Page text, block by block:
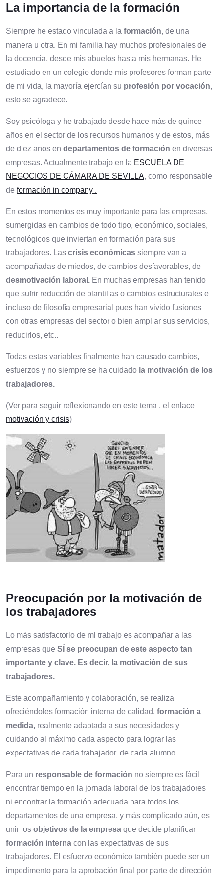
La importancia de la formación
Siempre he estado vinculada a la formación, de una
manera u otra. En mi familia hay muchos profesionales de
la docencia, desde mis abuelos hasta mis hermanas. He
estudiado en un colegio donde mis profesores forman parte
de mi vida, la mayoría ejercían su profesión por vocación,
esto se agradece.
Soy psicóloga y he trabajado desde hace más de quince
años en el sector de los recursos humanos y de estos, más
de diez años en departamentos de formación en diversas
empresas. Actualmente trabajo en la ESCUELA DE
NEGOCIOS DE CÁMARA DE SEVILLA, como responsable
de formación in company .
En estos momentos es muy importante para las empresas,
sumergidas en cambios de todo tipo, económico, sociales,
tecnológicos que inviertan en formación para sus
trabajadores. Las crisis económicas siempre van a
acompañadas de miedos, de cambios desfavorables, de
desmotivación laboral. En muchas empresas han tenido
que sufrir reducción de plantillas o cambios estructurales e
incluso de filosofía empresarial pues han vivido fusiones
con otras empresas del sector o bien ampliar sus servicios,
reducirlos, etc..
Todas estas variables finalmente han causado cambios,
esfuerzos y no siempre se ha cuidado la motivación de los
trabajadores.
(Ver para seguir reflexionando en este tema , el enlace
motivación y crisis)
Preocupación por la motivación de
los trabajadores
Lo más satisfactorio de mi trabajo es acompañar a las
empresas que SÍ se preocupan de este aspecto tan
importante y clave. Es decir, la motivación de sus
trabajadores.
Este acompañamiento y colaboración, se realiza
ofreciéndoles formación interna de calidad, formación a
medida, realmente adaptada a sus necesidades y
cuidando al máximo cada aspecto para lograr las
expectativas de cada trabajador, de cada alumno.
Para un responsable de formación no siempre es fácil
encontrar tiempo en la jornada laboral de los trabajadores
ni encontrar la formación adecuada para todos los
departamentos de una empresa, y más complicado aún, es
unir los objetivos de la empresa que decide planificar
formación interna con las expectativas de sus
trabajadores. El esfuerzo económico también puede ser un
impedimento para la aprobación final por parte de dirección